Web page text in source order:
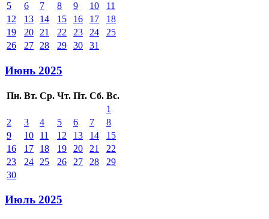
5
6 7 8 9 10
11
12
13 14 15 16 17
18
19
20 21 22 23 24
25
26
27 28 29 30 31
Июнь 2025
Пн. Вт. Ср. Чт. Пт. Сб. Вс.
1
2
3 4 5 6 7
8
9
10 11 12 13 14
15
16
17 18 19 20 21
22
23
24 25 26 27 28
29
30
Июль 2025